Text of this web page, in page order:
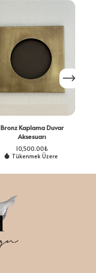
Bronz Kaplama Duvar
Aksesuarı
10,500.00₺
Tükenmek Üzere